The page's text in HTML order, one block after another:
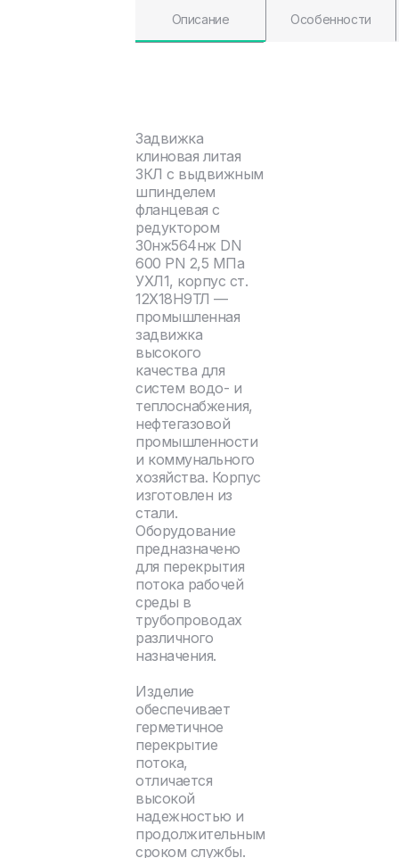
Описание Особенности
Задвижка
клиновая литая
ЗКЛ с выдвижным
шпинделем
фланцевая с
редуктором
30нж564нж DN
600 PN 2,5 МПа
УХЛ1, корпус ст.
12Х18Н9ТЛ —
промышленная
задвижка
высокого
качества для
систем водо- и
теплоснабжения,
нефтегазовой
промышленности
и коммунального
хозяйства. Корпус
изготовлен из
стали.
Оборудование
предназначено
для перекрытия
потока рабочей
среды в
трубопроводах
различного
назначения.
Изделие
обеспечивает
герметичное
перекрытие
потока,
отличается
высокой
надежностью и
продолжительным
сроком службы.